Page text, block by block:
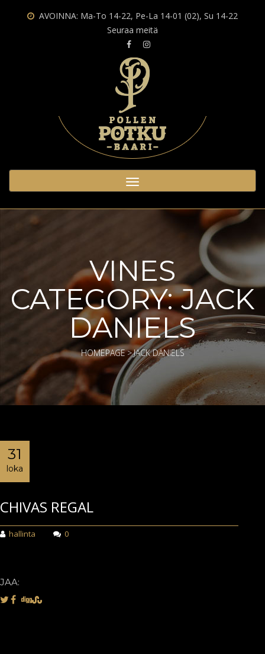
AVOINNA: Ma-To 14-22, Pe-La 14-01 (02), Su 14-22
Seuraa meitä
Toggle
navigation
VINES
CATEGORY:JACK
DANIELS
HOMEPAGE>JACK DANIELS
31
loka
CHIVAS REGAL
hallinta 0
JAA: